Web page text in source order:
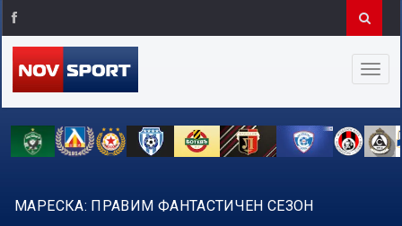
МАРЕСКА: ПРАВИМ ФАНТАСТИЧЕН СЕЗОН